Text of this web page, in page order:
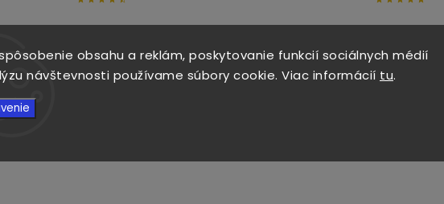
obsahu a reklám, poskytovanie funkcií sociálnych médií
návštevnosti používame súbory cookie. Viac informácií tu.